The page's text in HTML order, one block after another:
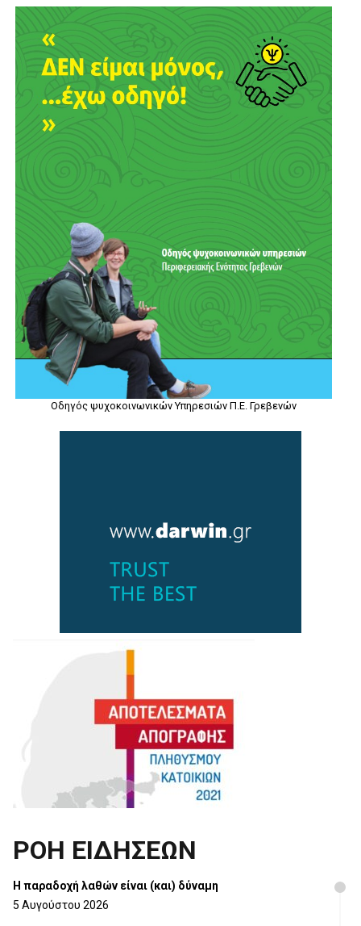
Οδηγός ψυχοκοινωνικών Υπηρεσιών Π.Ε. Γρεβενών
ΡΟΗ ΕΙΔΗΣΕΩΝ
H παραδοχή λαθών είναι (και) δύναμη
5 Αυγούστου 2026